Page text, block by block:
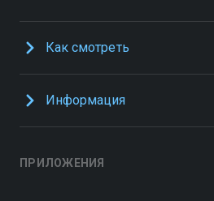
Как смотреть
Информация
ПРИЛОЖЕНИЯ